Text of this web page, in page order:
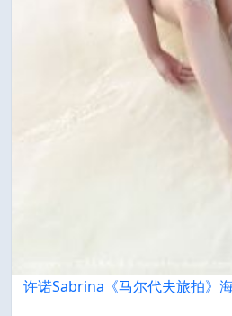
许诺Sabrina《马尔代夫旅拍》